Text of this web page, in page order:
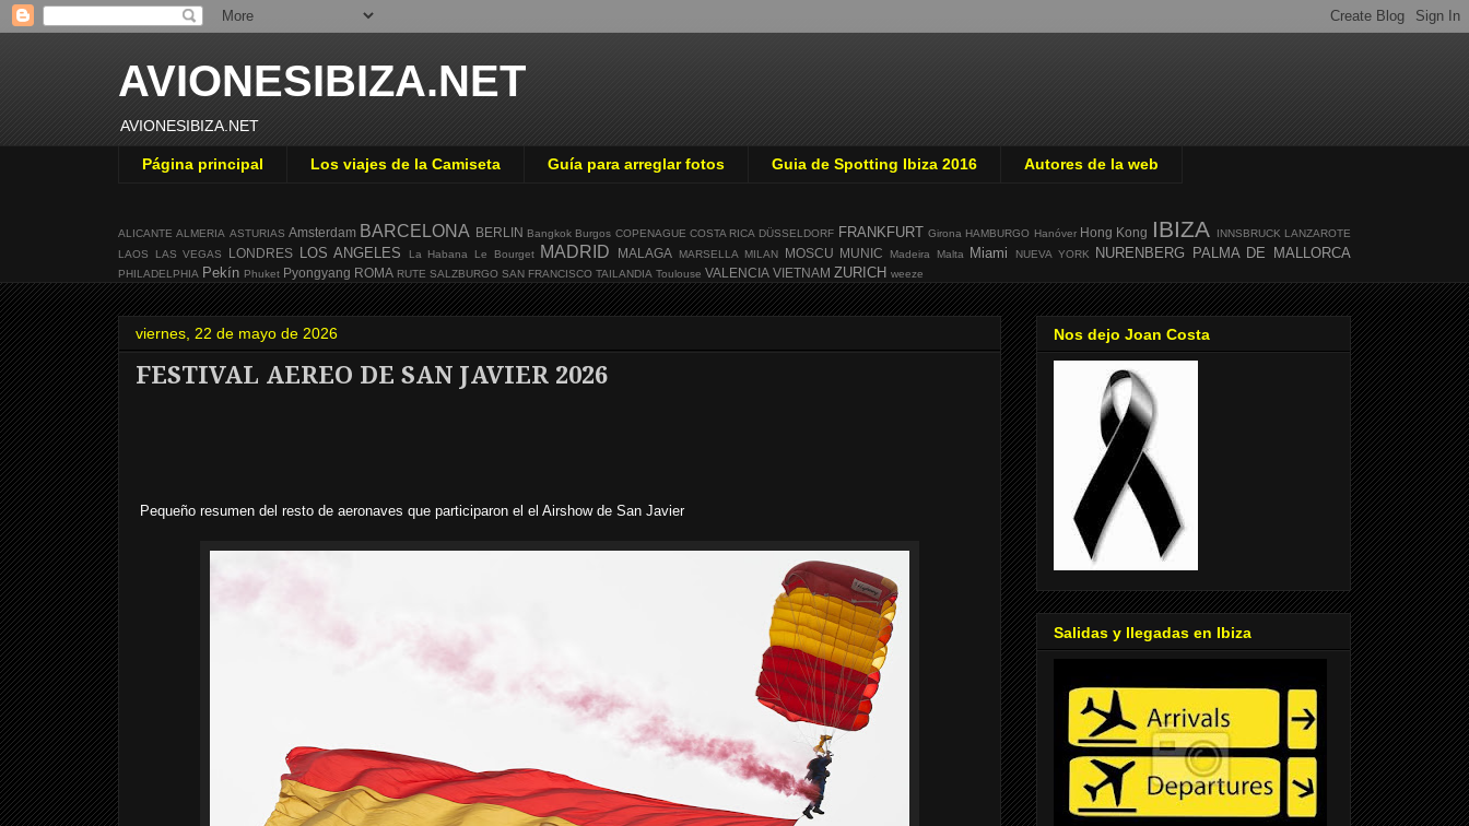
AVIONESIBIZA.NET
AVIONESIBIZA.NET
Página principal Los viajes de la Camiseta Guía para arreglar fotos Guia de Spotting Ibiza 2016 Autores de la web
ALICANTE ALMERIA ASTURIAS Amsterdam BARCELONA BERLIN Bangkok Burgos COPENAGUE COSTA RICA DÜSSELDORF FRANKFURT Girona HAMBURGO Hanóver Hong Kong IBIZA INNSBRUCK LANZAROTE
LAOS
LAS VEGAS LONDRES LOS ANGELES La Habana Le Bourget MADRID MALAGA MARSELLA MILAN MOSCU MUNIC Madeira Malta Miami NUEVA YORK NURENBERG PALMA DE MALLORCA
PHILADELPHIA Pekín Phuket Pyongyang ROMA RUTE SALZBURGO SAN FRANCISCO TAILANDIA Toulouse VALENCIA VIETNAM ZURICH weeze
viernes, 22 de mayo de 2026
FESTIVAL AEREO DE SAN JAVIER 2026
Pequeño resumen del resto de aeronaves que participaron el el Airshow de San Javier
Nos dejo Joan Costa
Salidas y llegadas en Ibiza